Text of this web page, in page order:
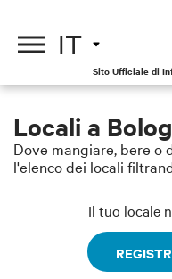
IT
Sito Ufficiale di
Locali a
Dove mangiare, bere o
l'elenco dei locali
Il tuo locale